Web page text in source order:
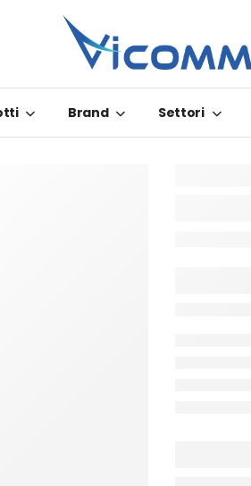
Brand Settori